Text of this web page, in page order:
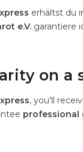
erhältst du
e.V. garantiere
on a
, you'll
professional